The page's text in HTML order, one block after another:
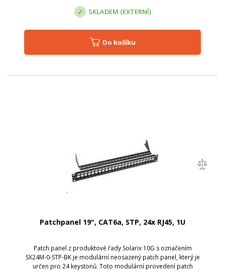
SKLADEM (EXTERNÍ)
Do košíku
Patchpanel 19", CAT6a, STP, 24x RJ45, 1U
Patch panel z produktové řady Solarix 10G s označením
SX24M-0-STP-BK je modulární neosazený patch panel, který je
určen pro 24 keystonů. Toto modulární provedení patch